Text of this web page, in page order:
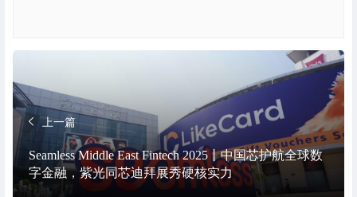
上一篇
Seamless Middle East Fintech 2025丨中国芯护航全球数
字金融，紫光同芯迪拜展秀硬核实力